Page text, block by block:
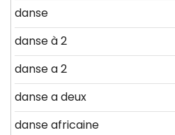
danse
danse à 2
danse a 2
danse a deux
danse africaine